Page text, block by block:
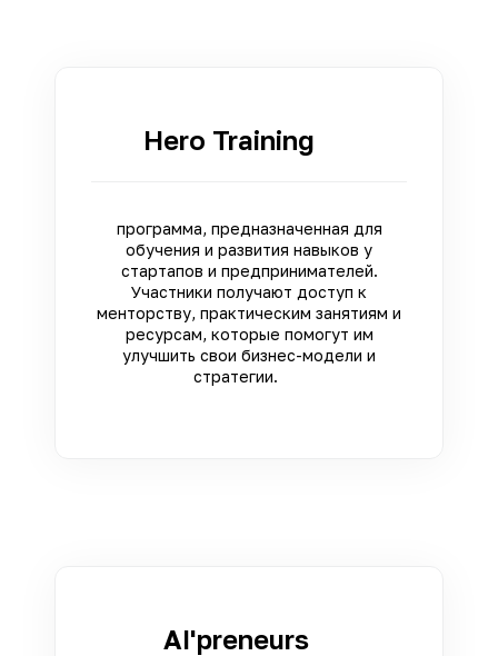
Hero Training
программа, предназначенная для
обучения и развития навыков у
стартапов и предпринимателей.
Участники получают доступ к
менторству, практическим занятиям и
ресурсам, которые помогут им
улучшить свои бизнес-модели и
стратегии.
AI'preneurs